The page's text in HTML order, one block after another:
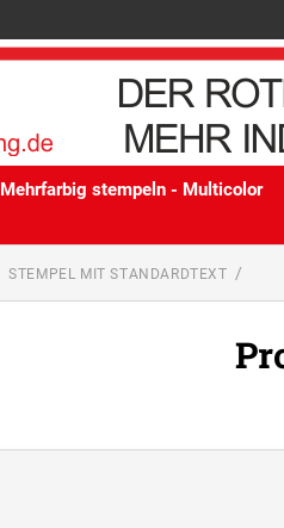
Mehrfarbig stempeln - Multicolor
STEMPEL MIT STANDARDTEXT